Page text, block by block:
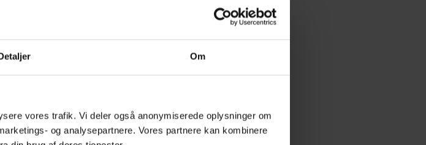
Om
vores trafik. Vi deler også anonymiserede oplysninger om
og analysepartnere. Vores partnere kan kombinere